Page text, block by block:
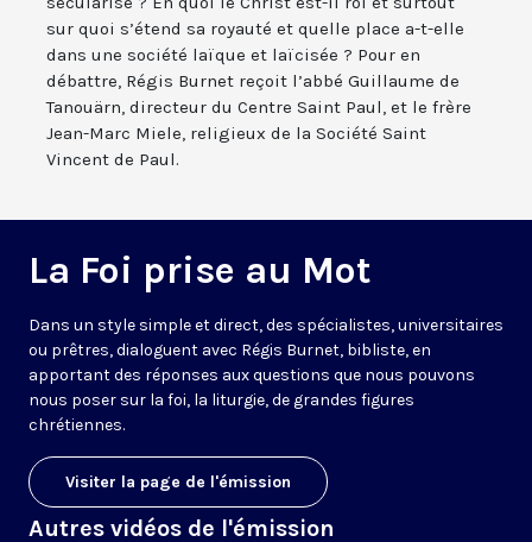
sur quoi s’étend sa royauté et quelle place a-t-elle
dans une société laïque et laïcisée ? Pour en
débattre, Régis Burnet reçoit l’abbé Guillaume de
Tanouärn, directeur du Centre Saint Paul, et le frère
Jean-Marc Miele, religieux de la Société Saint
Vincent de Paul.
La Foi prise au Mot
Dans un style simple et direct, des spécialistes, universitaires
ou prêtres, dialoguent avec Régis Burnet, bibliste, en
apportant des réponses aux questions que nous pouvons
nous poser sur la foi, la liturgie, de grandes figures
chrétiennes.
Visiter la page de l'émission
Autres vidéos de l'émission